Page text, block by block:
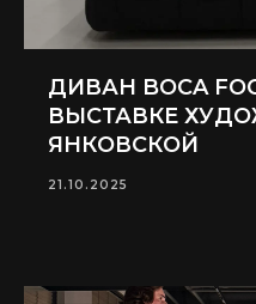
ДИВАН BOCA
ВЫСТАВКЕ
ЯНКОВСКОЙ
21.10.2025